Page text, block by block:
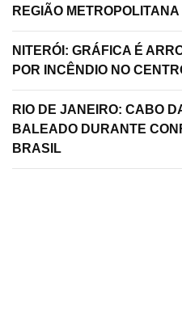
REGIÃO METROPOLITANA
NITERÓI: GRÁFICA É
POR INCÊNDIO NO
RIO DE JANEIRO: CABO
BALEADO DURANTE
BRASIL